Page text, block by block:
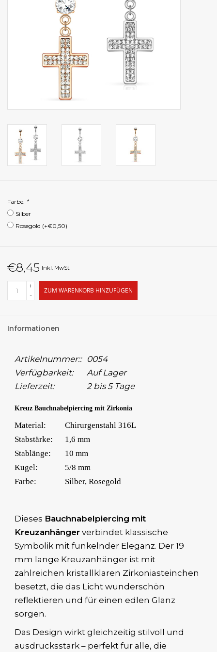
Farbe: *
Silber
Rosegold (+€0,50)
€8,45 Inkl. MwSt.
+
-
ZUM WARENKORB HINZUFÜGEN
Informationen
Artikelnummer:: 0054
Verfügbarkeit:
Auf Lager
Lieferzeit:
2 bis 5 Tage
Kreuz Bauchnabelpiercing mit Zirkonia
Material:
Chirurgenstahl 316L
Stabstärke:
1,6 mm
Stablänge:
10 mm
Kugel:
5/8 mm
Farbe:
Silber, Rosegold
Dieses Bauchnabelpiercing mit
Kreuzanhänger verbindet klassische
Symbolik mit funkelnder Eleganz. Der 19
mm lange Kreuzanhänger ist mit
zahlreichen kristallklaren Zirkoniasteinchen
besetzt, die das Licht wunderschön
reflektieren und für einen edlen Glanz
sorgen.
Das Design wirkt gleichzeitig stilvoll und
ausdrucksstark – perfekt für alle, die